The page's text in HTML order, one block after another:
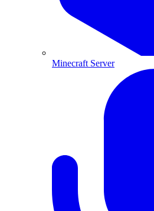
Minecraft Server